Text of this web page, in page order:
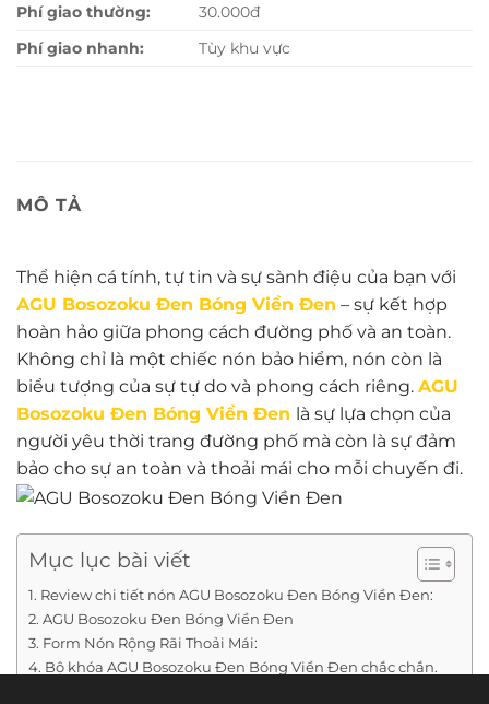
Phí giao thường:
30.000đ
Phí giao nhanh:
Tùy khu vực
MÔ TẢ
Thể hiện cá tính, tự tin và sự sành điệu của bạn với
AGU Bosozoku Đen Bóng Viền Đen – sự kết hợp
hoàn hảo giữa phong cách đường phố và an toàn.
Không chỉ là một chiếc nón bảo hiểm, nón còn là
biểu tượng của sự tự do và phong cách riêng. AGU
Bosozoku Đen Bóng Viền Đen là sự lựa chọn của
người yêu thời trang đường phố mà còn là sự đảm
bảo cho sự an toàn và thoải mái cho mỗi chuyến đi.
Mục lục bài viết
Review chi tiết nón AGU Bosozoku Đen Bóng Viền Đen:
AGU Bosozoku Đen Bóng Viền Đen
Form Nón Rộng Rãi Thoải Mái:
Bộ khóa AGU Bosozoku Đen Bóng Viền Đen chắc chắn.